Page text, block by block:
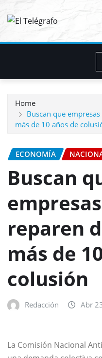
Home
Buscan que
más de 10 años de
ECONOMÍA
Buscan
reparen
más de
colusión
Redacción Abr
La Comisión Nacional